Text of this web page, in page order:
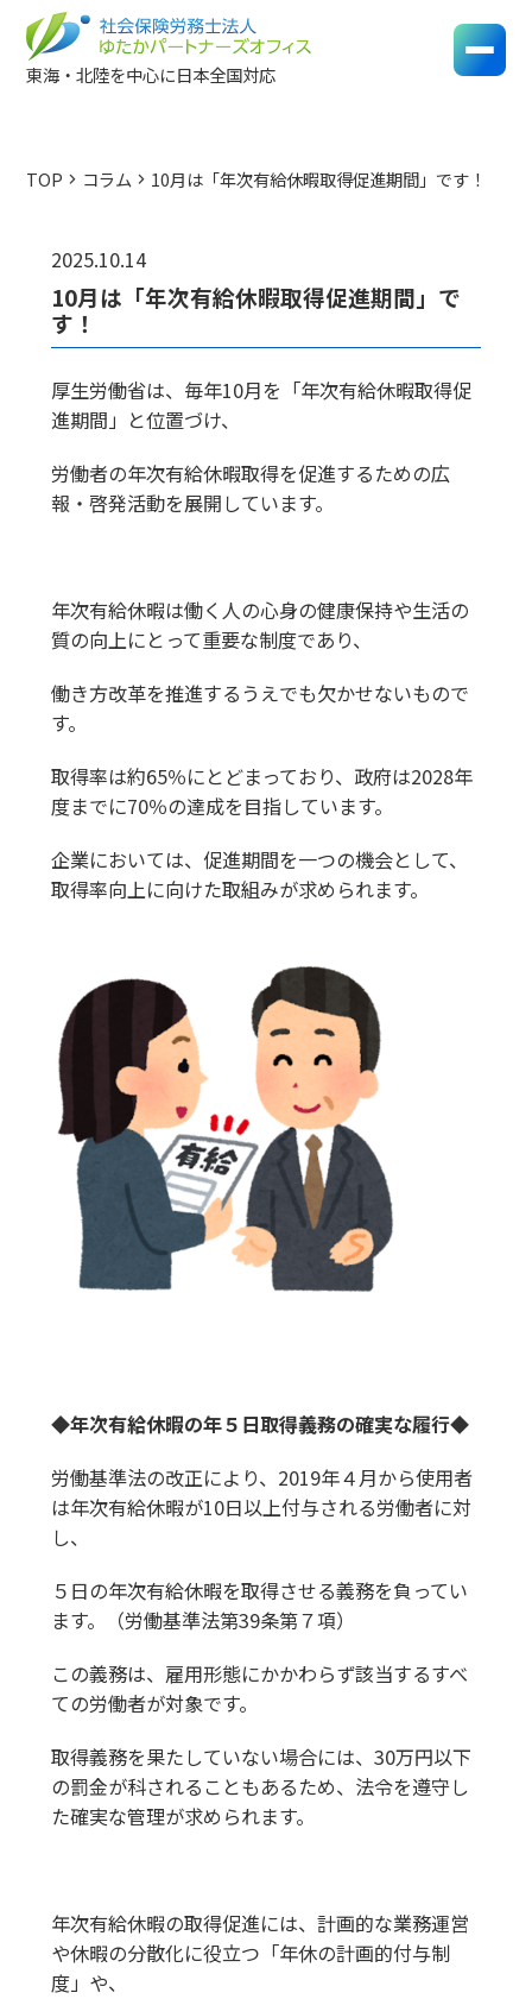
東海・北陸を中心に日本全国対応
TOP chevron_right コラム chevron_right 10月は「年次有給休暇取得促進期間」です！
2025.10.14
10月は「年次有給休暇取得促進期間」で
す！
厚生労働省は、毎年10月を「年次有給休暇取得促
進期間」と位置づけ、
労働者の年次有給休暇取得を促進するための広
報・啓発活動を展開しています。
年次有給休暇は働く人の心身の健康保持や生活の
質の向上にとって重要な制度であり、
働き方改革を推進するうえでも欠かせないもので
す。
取得率は約65％にとどまっており、政府は2028年
度までに70％の達成を目指しています。
企業においては、促進期間を一つの機会として、
取得率向上に向けた取組みが求められます。
◆年次有給休暇の年５日取得義務の確実な履行◆
労働基準法の改正により、2019年４月から使用者
は年次有給休暇が10日以上付与される労働者に対
し、
５日の年次有給休暇を取得させる義務を負ってい
ます。（労働基準法第39条第７項）
この義務は、雇用形態にかかわらず該当するすべ
ての労働者が対象です。
取得義務を果たしていない場合には、30万円以下
の罰金が科されることもあるため、法令を遵守し
た確実な管理が求められます。
年次有給休暇の取得促進には、計画的な業務運営
や休暇の分散化に役立つ「年休の計画的付与制
度」や、